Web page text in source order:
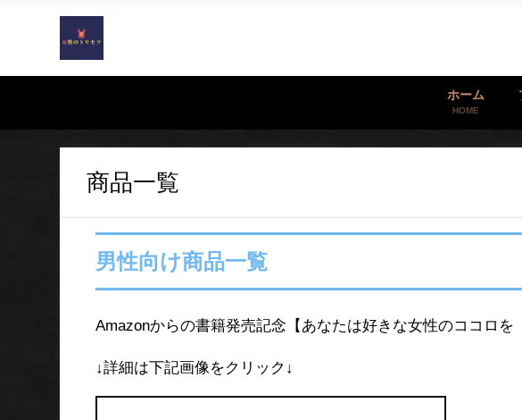
ホーム
HOME
商品一覧
男性向け商品一覧
Amazonからの書籍発売記念【あなたは好きな女性のココロを
↓詳細は下記画像をクリック↓